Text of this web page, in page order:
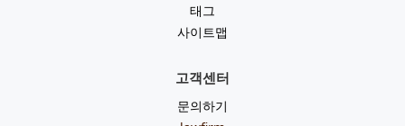
태그
사이트맵
고객센터
문의하기